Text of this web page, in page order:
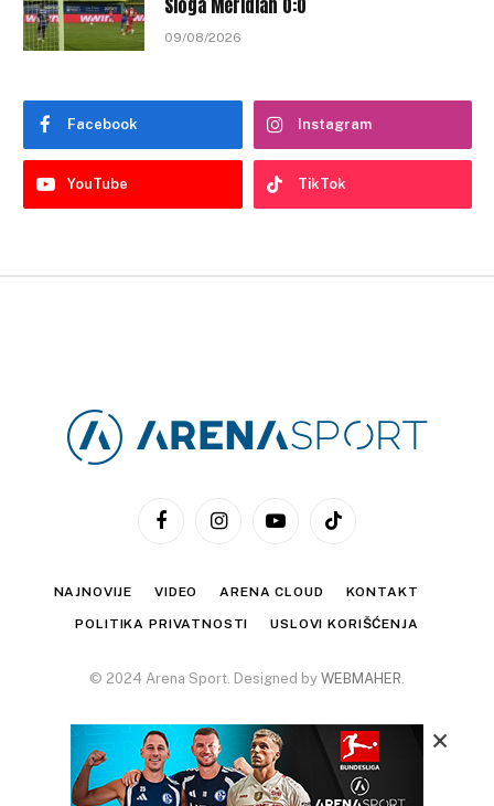
09/08/2026
Facebook Instagram
YouTube TikTok
FacebookInstagramYouTubeTikTok
NAJNOVIJE VIDEO ARENA CLOUD KONTAKT
POLITIKA PRIVATNOSTI USLOVI KORIŠĆENJA
© 2024 Arena Sport. Designed by WEBMAHER
×